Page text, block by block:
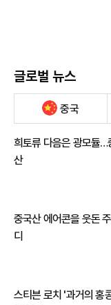
글로벌 뉴스
중국
희토류 다음은 광모듈…
산
중국산 에어콘을 웃돈
디
스티븐 로치 '과거의 홍